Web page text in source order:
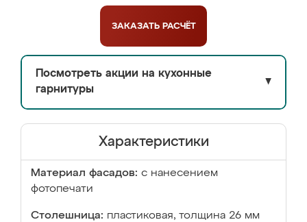
ЗАКАЗАТЬ РАСЧЁТ
Посмотреть акции на кухонные
гарнитуры
▼
Характеристики
Материал фасадов: с нанесением
фотопечати
Столешница: пластиковая, толщина 26 мм